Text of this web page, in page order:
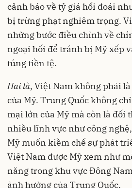
cảnh báo về tỷ giá hối đoái
bị trừng phạt nghiêm trọng.
những bước điều chỉnh về
ngoại hối để tránh bị Mỹ xếp
túng tiền tệ.
Hai là, Việt Nam không phải
của Mỹ. Trung Quốc không
mại lớn của Mỹ mà còn là đối
nhiều lĩnh vực như công
Mỹ muốn kiềm chế sự phát
Việt Nam được Mỹ xem như
năng trong khu vực Đông
ảnh hưởng của Trung Quốc.